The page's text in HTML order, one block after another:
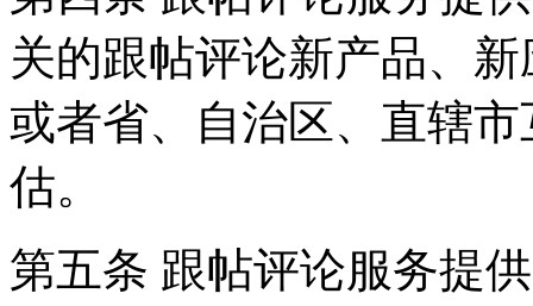
关的跟帖评论新产品、
或者省、自治区、直辖
估。
第五条 跟帖评论服务提